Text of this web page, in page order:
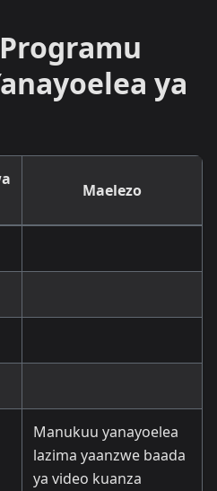
ya
Maelezo
Manukuu yanayoelea
lazima yaanzwe baada
ya video kuanza